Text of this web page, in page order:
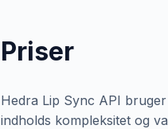
Priser
Hedra Lip Sync API
indholds kompleksitet og